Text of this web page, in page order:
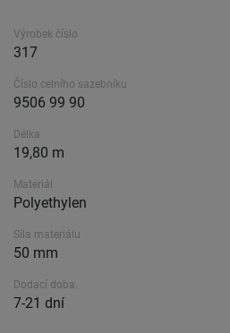
Výrobek číslo
317
Číslo celního sazebníku
9506 99 90
Délka
19,80 m
Materiál
Polyethylen
Síla materiálu
50 mm
Dodací doba.
7-21 dní